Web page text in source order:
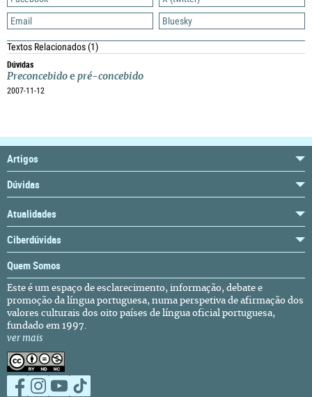
Email
Bluesky
Textos Relacionados(1)
Dúvidas
Preconcebido e pré-concebido
2007-11-12
Artigos
Dúvidas
Atualidades
Ciberdúvidas
Quem Somos
Este é um espaço de esclarecimento, informação, debate e
promoção da língua portuguesa, numa perspetiva de afirmação dos
valores culturais dos oito países de língua oficial portuguesa,
fundado em 1997.
ver mais